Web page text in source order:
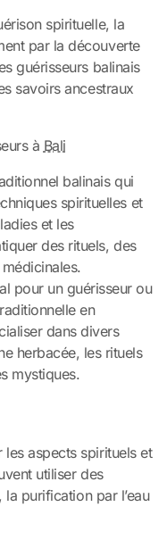
spirituelle, la
par la découverte
guérisseurs balinais
savoirs ancestraux
à Bali
balinais qui
spirituelles et
et les
des rituels, des
pour un guérisseur ou
en
dans divers
herbacée, les rituels
mystiques.
les aspects spirituels et
utiliser des
purification par l’eau